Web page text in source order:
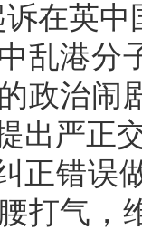
在英
乱港分
政治闹
出严正
正错误
打气，